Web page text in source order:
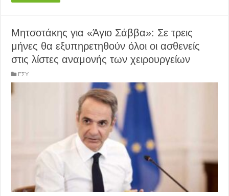
Μητσοτάκης για «Άγιο Σάββα»: Σε τρεις
μήνες θα εξυπηρετηθούν όλοι οι ασθενείς
στις λίστες αναμονής των χειρουργείων
ΕΣΥ